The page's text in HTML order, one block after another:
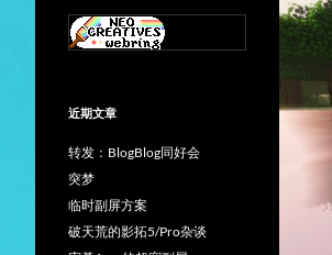
近期文章
转发：BlogBlog同好会
突梦
临时副屏方案
破天荒的影拓5/Pro杂谈